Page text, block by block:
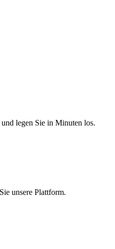
legen Sie in Minuten los.
unsere Plattform.